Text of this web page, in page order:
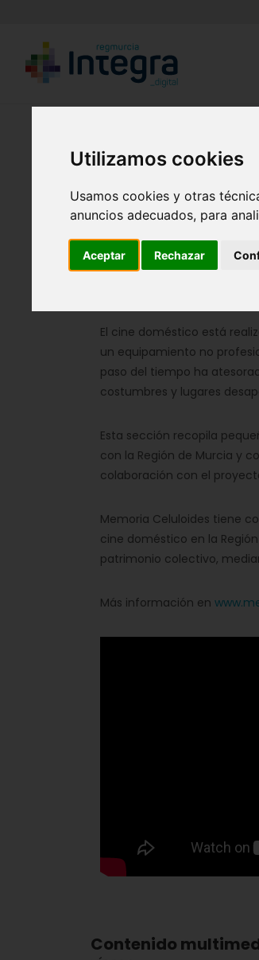
Utilizamos cookies
Usamos cookies y otras
anuncios adecuados, para
Aceptar Rechazar
Fondos documentales
El cine doméstico está
un equipamiento no
paso del tiempo ha
costumbres y lugares
Esta sección recopila
con la Región de Murcia y
colaboración con el
Memoria Celuloides tiene
cine doméstico en la
patrimonio colectivo,
Más información en
Contenido